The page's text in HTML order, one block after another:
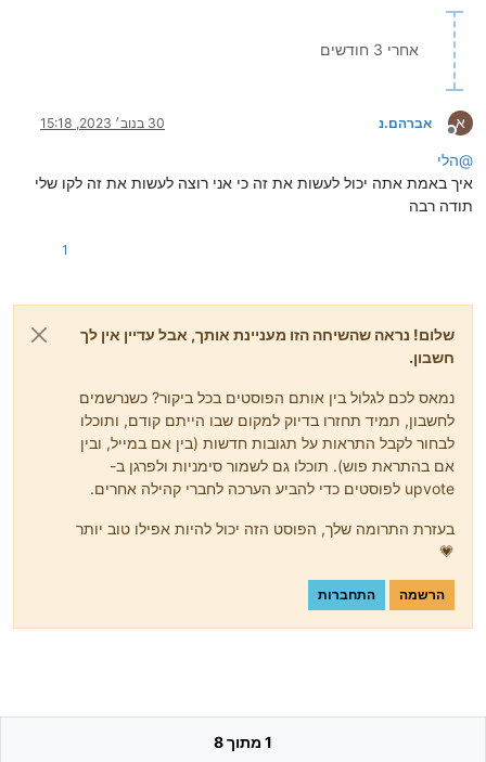
אחרי 3 חודשים
א
מנותק
אברהם.נ 30 בנוב׳ 2023, 15:18
@הלי
איך באמת אתה יכול לעשות את זה כי אני רוצה לעשות את זה לקו שלי
תודה רבה
1
שלום! נראה שהשיחה הזו מעניינת אותך, אבל עדיין אין לך
חשבון.
נמאס לכם לגלול בין אותם הפוסטים בכל ביקור? כשנרשמים
לחשבון, תמיד תחזרו בדיוק למקום שבו הייתם קודם, ותוכלו
לבחור לקבל התראות על תגובות חדשות (בין אם במייל, ובין
אם בהתראת פוש). תוכלו גם לשמור סימניות ולפרגן ב-
upvote לפוסטים כדי להביע הערכה לחברי קהילה אחרים.
בעזרת התרומה שלך, הפוסט הזה יכול להיות אפילו טוב יותר
💗
הרשמה התחברות
1 מתוך 8